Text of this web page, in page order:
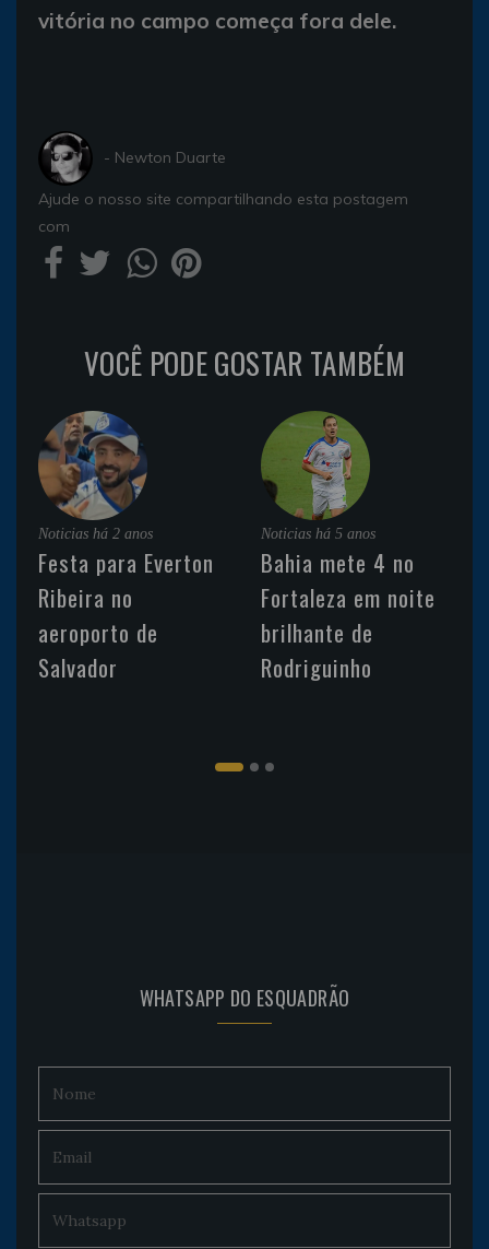
vitória no campo começa fora dele.
- Newton Duarte
Ajude o nosso site compartilhando esta postagem
com
VOCÊ PODE GOSTAR TAMBÉM
Noticias há 2 anos
Festa para Everton
Ribeira no
aeroporto de
Salvador
Noticias há 5 anos
Bahia mete 4 no
Fortaleza em noite
brilhante de
Rodriguinho
WHATSAPP DO ESQUADRÃO